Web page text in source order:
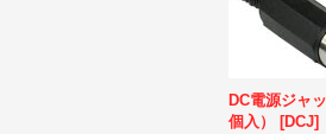
DC電源ジャ
個入）
[DCJ]